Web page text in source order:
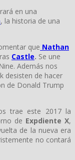
en una
, la historia de una
que Nathan
Castle. Se une
Además nos
desisten de hacer
de Donald Trump
trae este 2017 la
de Expdiente X,
de la nueva era
no contará